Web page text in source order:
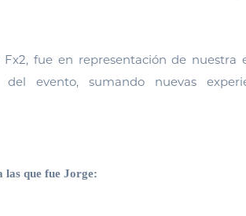
fue en representación de nuestra
evento, sumando nuevas
las que fue Jorge: